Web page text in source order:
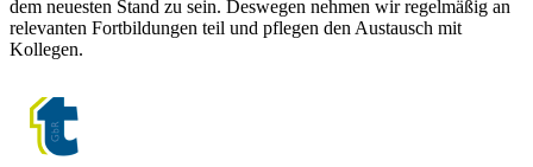
dem neuesten Stand zu sein. Deswegen nehmen wir regelmäßig an
relevanten Fortbildungen teil und pflegen den Austausch mit
Kollegen.